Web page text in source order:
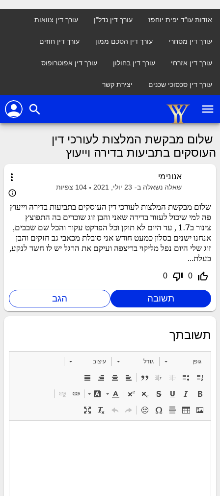
אודות עו"ד יפית יוחפז עורך דין נדל"ן עורך דין צוואות
עורך דין מסחרי עורך דין הסכם ממון עורך דין חוזים
עורך דין אזרחי עורך דין בחולון עורך דין אפוטרופוס
עורך דין סכסוכי שכנים יצירת קשר
menu
search
person
שלום מבקשת המלצות לעורכי דין
העוסקים בתביעות בדירה וייעוץ
more_vert אנונימי
שאלה נשאלה ב- 23 יולי, 2021 104 צפיות
info_outline
שלום מבקשת המלצות לעורכי דין העוסקים בתביעות בדירה וייעוץ
פה למי שיכול לעזור בדירה שאני והבן זוג שוכרים בה התפוצץ
צינור ב1.7 , עד היום לא תוקן וכל הפרקט עקור והכל שם שבבים,
אנחנו ישנים בסלון כמעט חודש אני סובלת מכאבי גב חזקים והבן
זוג שלי היום נפל מליקוי בריצפה ועיקם את הרגל יש לו חשד לנקע,
בעלת...
thumb_up_off_alt
0
thumb_down_off_alt
0
תשובתך
גופן גודל עיצוב